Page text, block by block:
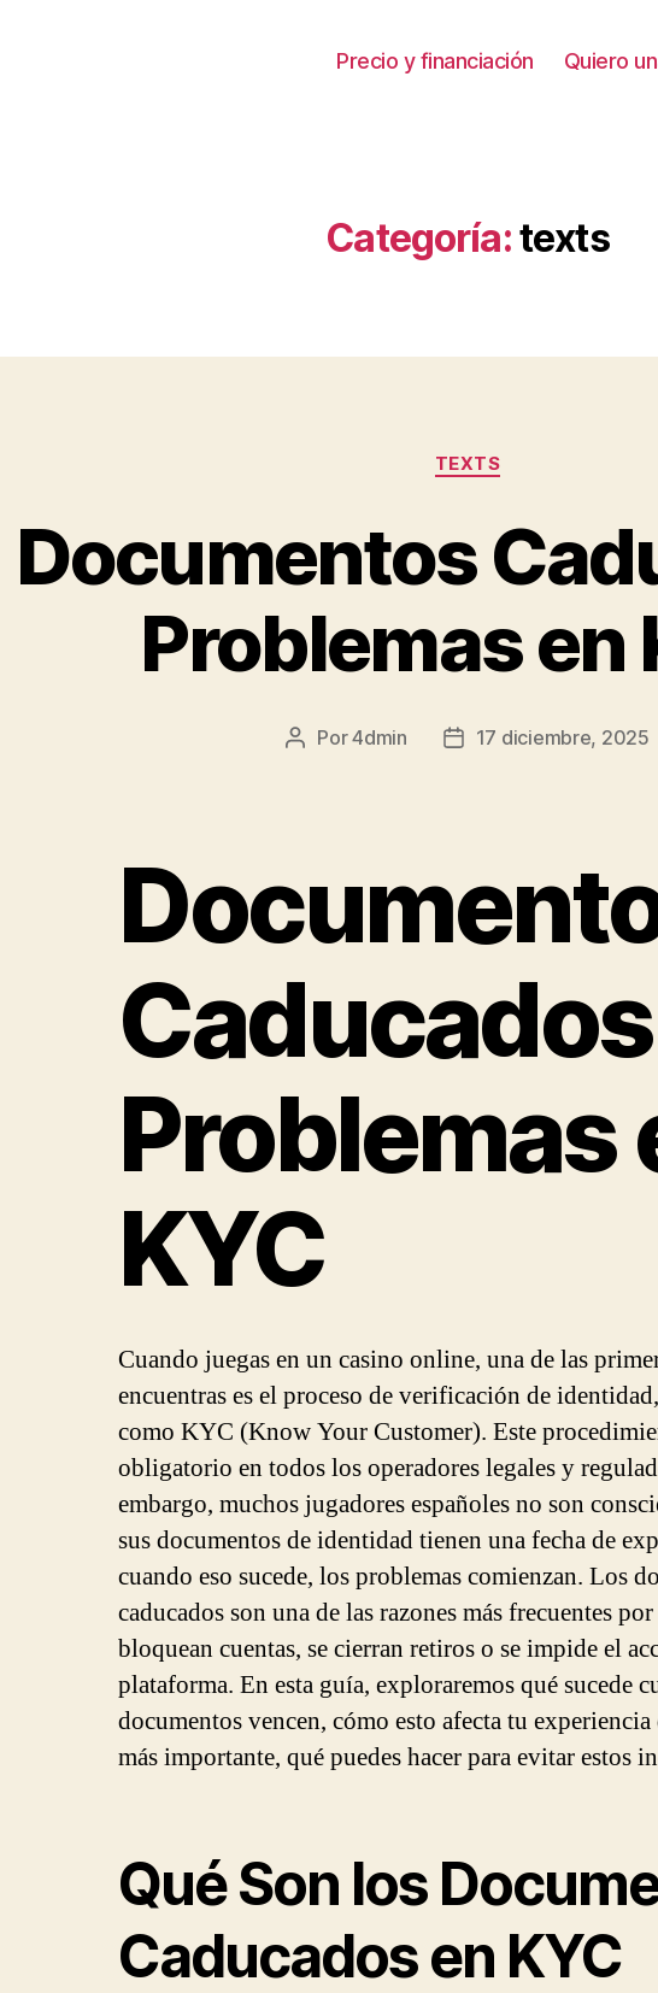
Precio y financiación Quiero
Categoría:texts
Categorías
TEXTS
Documentos
Problemas en
Autor
Por4dmin
Fecha17 diciembre, 2025
Problemas
KYC
Cuando juegas en un casino online, una de las
encuentras es el proceso de verificación de
como KYC (Know Your Customer). Este
obligatorio en todos los operadores legales y
embargo, muchos jugadores españoles no son
sus documentos de identidad tienen una fecha de
cuando eso sucede, los problemas comienzan. Los
caducados son una de las razones más frecuentes
bloquean cuentas, se cierran retiros o se impide el
plataforma. En esta guía, exploraremos qué sucede
documentos vencen, cómo esto afecta tu
más importante, qué puedes hacer para evitar estos
Qué Son los
Caducados en KYC